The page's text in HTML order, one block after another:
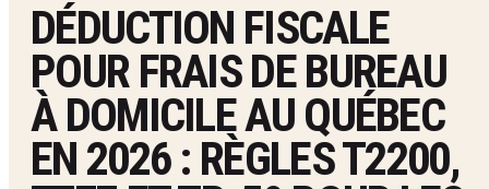
DÉDUCTION FISCALE
POUR FRAIS DE BUREAU
À DOMICILE AU QUÉBEC
EN 2026 : RÈGLES T2200,